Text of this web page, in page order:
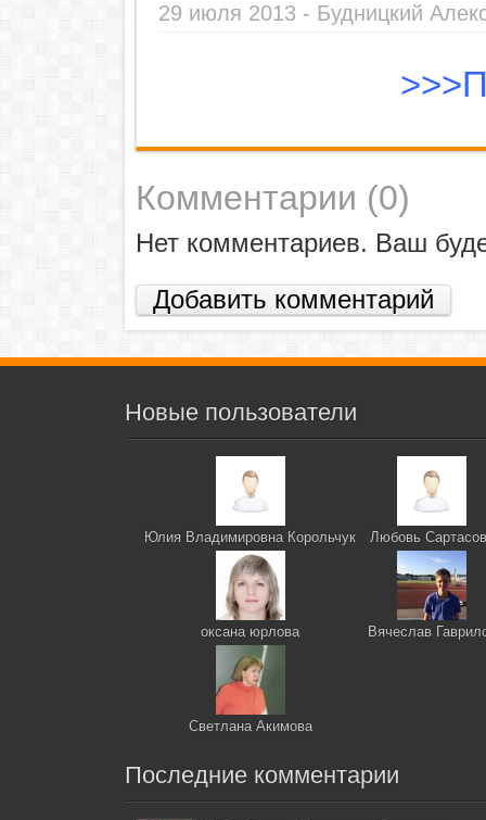
29 июля 2013 - Будницкий
Комментарии (0)
Нет комментариев. Ваш
Добавить комментарий
Новые пользователи
Юлия Владимировна Корольчук Любовь
оксана юрлова Вячеслав
Светлана Акимова
Последние комментарии